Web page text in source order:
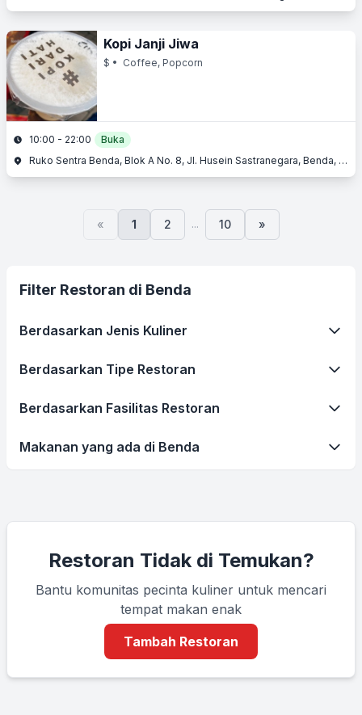
Kopi Janji Jiwa
$ • Coffee, Popcorn
10:00 - 22:00
Buka
Ruko Sentra Benda, Blok A No. 8, Jl. Husein Sastranegara, Benda, Tangerang, Banten
« 1 2 ... 10 »
Filter Restoran di Benda
Berdasarkan Jenis Kuliner
Berdasarkan Tipe Restoran
Berdasarkan Fasilitas Restoran
Makanan yang ada di Benda
Restoran Tidak di Temukan?
Bantu komunitas pecinta kuliner untuk mencari
tempat makan enak
Tambah Restoran